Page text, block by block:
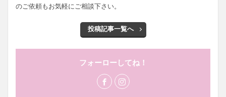
のご依頼もお気軽にご相談下さい。
投稿記事一覧へ
フォーローしてね！